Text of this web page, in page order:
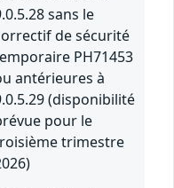
sans le
de sécurité
PH71453
antérieures à
(disponibilité
pour le
trimestre